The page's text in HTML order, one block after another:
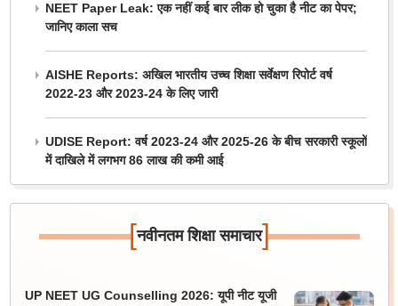
NEET Paper Leak: एक नहीं कई बार लीक हो चुका है नीट का पेपर;
जानिए काला सच
AISHE Reports: अखिल भारतीय उच्च शिक्षा सर्वेक्षण रिपोर्ट वर्ष
2022-23 और 2023-24 के लिए जारी
UDISE Report: वर्ष 2023-24 और 2025-26 के बीच सरकारी स्कूलों
में दाखिले में लगभग 86 लाख की कमी आई
[नवीनतम शिक्षा समाचार]
UP NEET UG Counselling 2026: यूपी नीट यूजी